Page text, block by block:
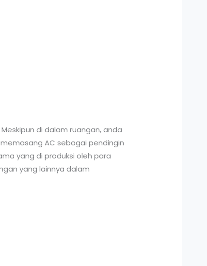
di dalam ruangan, anda
AC sebagai pendingin
yang di produksi oleh para
yang lainnya dalam